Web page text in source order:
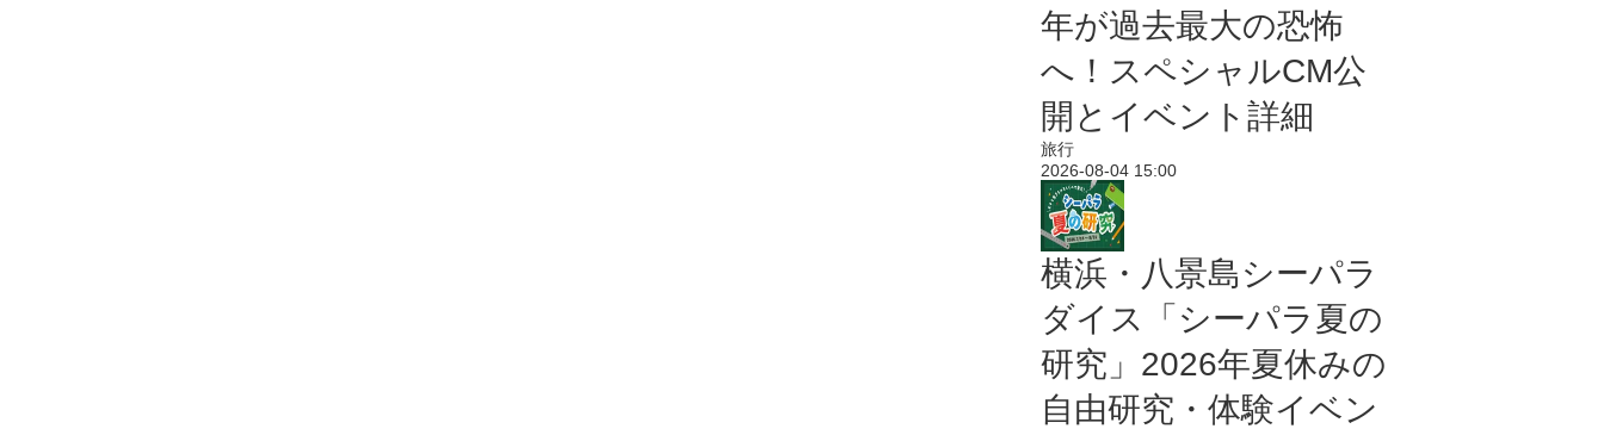
年が過去最大の恐怖
へ！スペシャルCM公
開とイベント詳細
旅行
2026-08-04 15:00
横浜・八景島シーパラ
ダイス「シーパラ夏の
研究」2026年夏休みの
自由研究・体験イベン